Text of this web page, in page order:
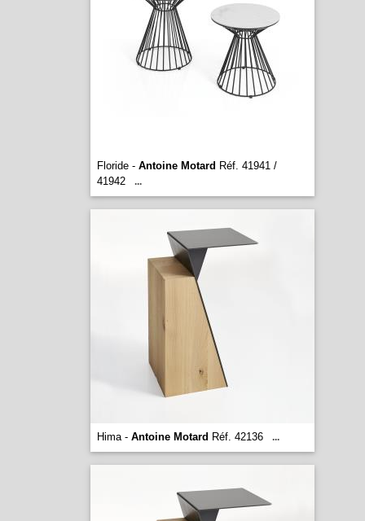
Floride - Antoine Motard Réf. 41941 /
41942
...
Hima - Antoine Motard Réf. 42136 ...